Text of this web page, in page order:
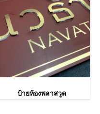
ป้ายห้องพลาสวูด